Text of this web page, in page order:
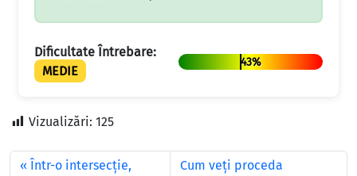
Dificultate Întrebare:
MEDIE
43%
Vizualizări: 125
Într-o intersecţie,
Cum veţi proceda